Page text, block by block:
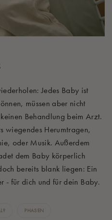
Jedes Baby ist
müssen aber nicht
Behandlung beim Arzt.
wiegendes Herumtragen,
oder Musik. Außerdem
dem Baby körperlich
bereits blank liegen: Ein
- für dich und für dein Baby.
PHASEN